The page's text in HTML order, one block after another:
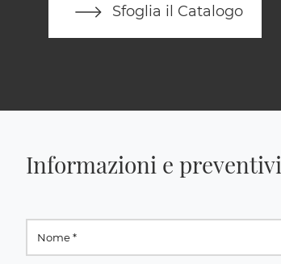
Sfoglia il Catalogo
Informazioni e preventivi